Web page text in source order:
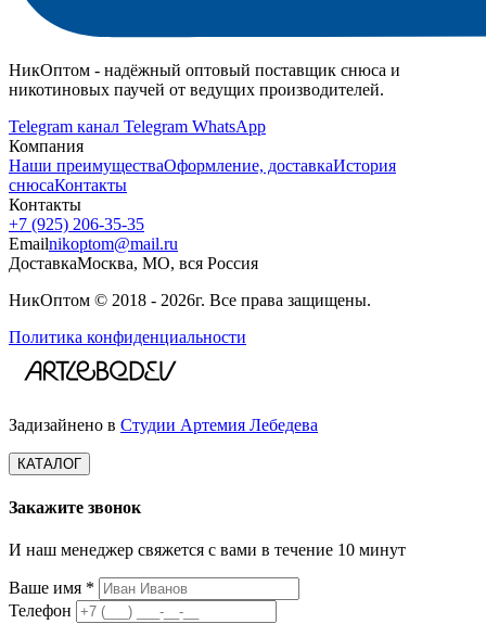
НикОптом - надёжный оптовый поставщик снюса и
никотиновых паучей от ведущих производителей.
Telegram канал Telegram WhatsApp
Компания
Наши преимуществаОформление, доставкаИстория
снюсаКонтакты
Контакты
+7 (925) 206‑35‑35
Emailnikoptom@mail.ru
ДоставкаМосква, МО, вся Россия
НикОптом © 2018 - 2026г. Все права защищены.
Политика конфиденциальности
Задизайнено в Студии Артемия Лебедева
КАТАЛОГ
Закажите звонок
И наш менеджер свяжется с вами в течение 10 минут
Ваше имя *
Телефон